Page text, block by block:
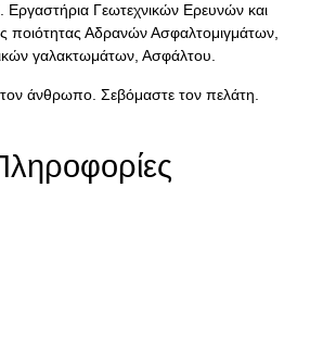
Γεωτεχνικών Ερευνών και
ποιότητας Αδρανών Ασφαλτομιγμάτων,
γαλακτωμάτων, Ασφάλτου.
άνθρωπο. Σεβόμαστε τον πελάτη.